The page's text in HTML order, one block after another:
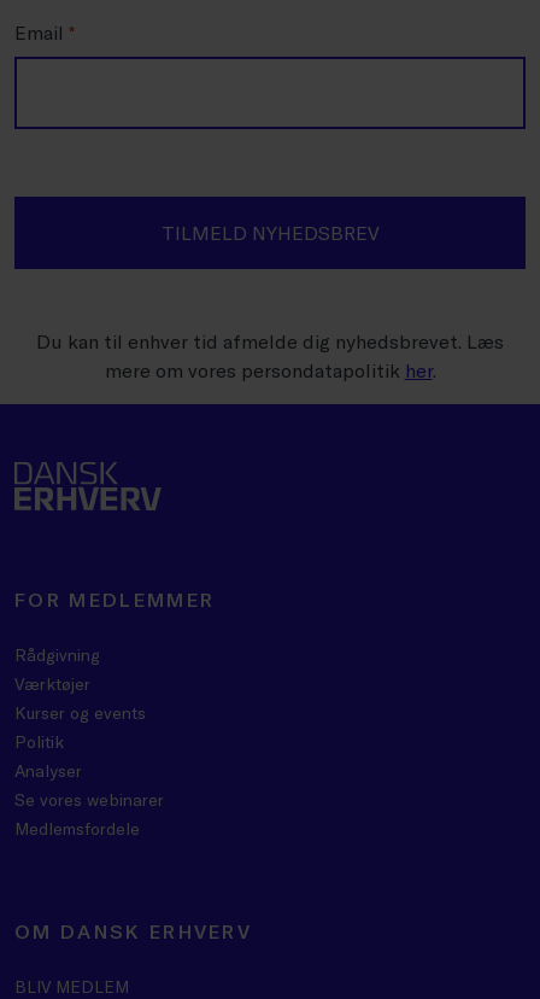
Email *
TILMELD NYHEDSBREV
Du kan til enhver tid afmelde dig nyhedsbrevet. Læs
mere om vores persondatapolitik her.
FOR MEDLEMMER
Rådgivning
Værktøjer
Kurser og events
Politik
Analyser
Se vores webinarer
Medlemsfordele
OM DANSK ERHVERV
BLIV MEDLEM